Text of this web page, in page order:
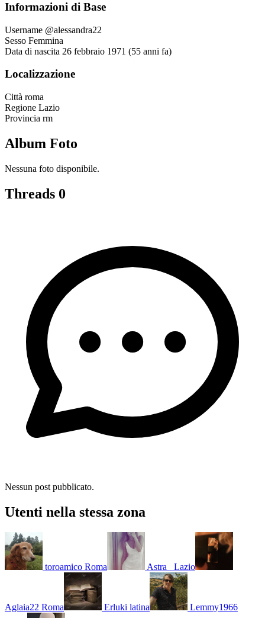
Informazioni di Base
Username @alessandra22
Sesso Femmina
Data di nascita 26 febbraio 1971 (55 anni fa)
Localizzazione
Città roma
Regione Lazio
Provincia rm
Album Foto
Nessuna foto disponibile.
Threads 0
Nessun post pubblicato.
Utenti nella stessa zona
toroamico Roma Astra_ Lazio
Aglaia22 Roma Erluki latina Lemmy1966